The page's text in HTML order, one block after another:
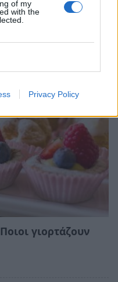
of my
with the
Privacy Policy
γιορτάζουν